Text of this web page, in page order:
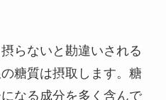
らないと勘違いされる
糖質は摂取します。糖
なる成分を多く含んで